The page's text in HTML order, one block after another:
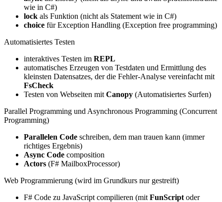
wie in C#)
lock als Funktion (nicht als Statement wie in C#)
choice für Exception Handling (Exception free programming)
Automatisiertes Testen
interaktives Testen im REPL
automatisches Erzeugen von Testdaten und Ermittlung des
kleinsten Datensatzes, der die Fehler-Analyse vereinfacht mit
FsCheck
Testen von Webseiten mit Canopy (Automatisiertes Surfen)
Parallel Programming und Asynchronous Programming (Concurrent
Programming)
Parallelen Code schreiben, dem man trauen kann (immer
richtiges Ergebnis)
Async Code composition
Actors (F# MailboxProcessor)
Web Programmierung (wird im Grundkurs nur gestreift)
F# Code zu JavaScript compilieren (mit FunScript oder